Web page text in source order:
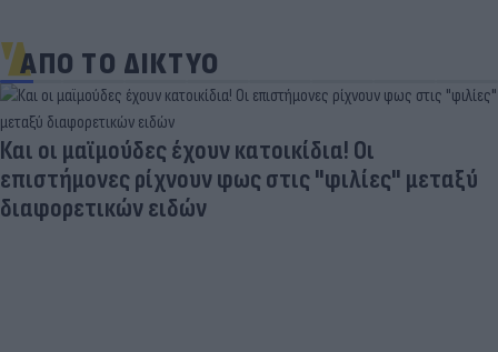
ΑΠΟ ΤΟ ΔΙΚΤΥΟ
Ηλεκτρικά πατίνια: 3,5 φορές μεγαλύτερος ο
κίνδυνος σοβαρής εγκεφαλικής κάκωσης